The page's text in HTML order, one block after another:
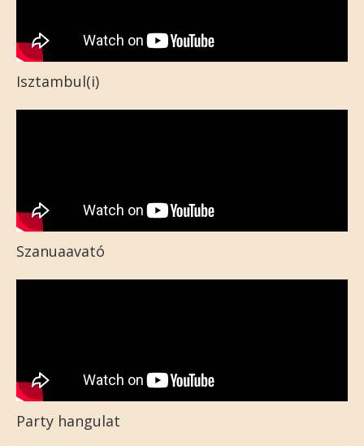
Isztambul(i)
Szanuaavató
Party hangulat